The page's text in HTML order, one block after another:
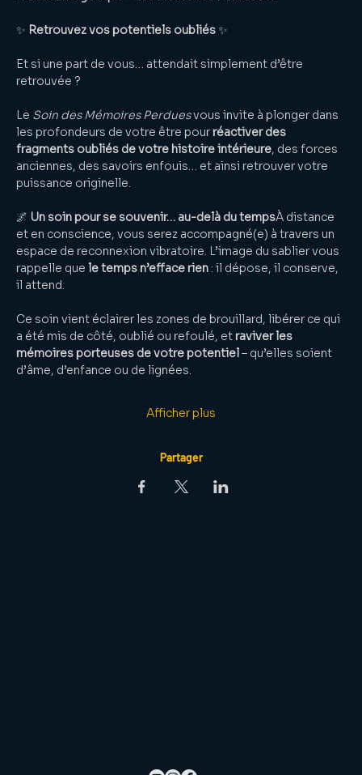
✨ Retrouvez vos potentiels oubliés ✨
Et si une part de vous… attendait simplement d’être
retrouvée ?
Le Soin des Mémoires Perdues vous invite à plonger dans
les profondeurs de votre être pour réactiver des
fragments oubliés de votre histoire intérieure, des forces
anciennes, des savoirs enfouis… et ainsi retrouver votre
puissance originelle.
🌌 Un soin pour se souvenir… au-delà du tempsÀ distance
et en conscience, vous serez accompagné(e) à travers un
espace de reconnexion vibratoire. L’image du sablier vous
rappelle que le temps n’efface rien : il dépose, il conserve,
il attend.
Ce soin vient éclairer les zones de brouillard, libérer ce qui
a été mis de côté, oublié ou refoulé, et raviver les
mémoires porteuses de votre potentiel – qu’elles soient
d’âme, d’enfance ou de lignées.
Afficher plus
Partager